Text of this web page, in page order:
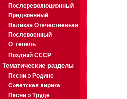
Послереволюционный
Предвоенный
Великая Отечественная
Послевоенный
Оттепель
Поздний СССР
Тематические разделы
Песни о Родине
Советская лирика
Песни о Труде